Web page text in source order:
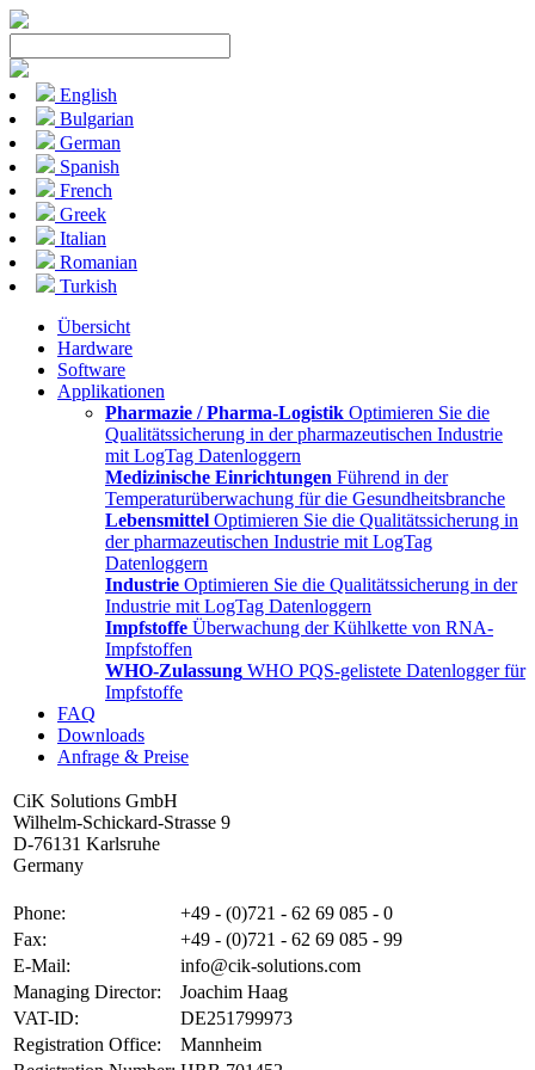
English
Bulgarian
German
Spanish
French
Greek
Italian
Romanian
Turkish
Übersicht
Hardware
Software
Applikationen
Pharmazie / Pharma-Logistik Optimieren Sie die
Qualitätssicherung in der pharmazeutischen Industrie
mit LogTag Datenloggern
Medizinische Einrichtungen Führend in der
Temperaturüberwachung für die Gesundheitsbranche
Lebensmittel Optimieren Sie die Qualitätssicherung in
der pharmazeutischen Industrie mit LogTag
Datenloggern
Industrie Optimieren Sie die Qualitätssicherung in der
Industrie mit LogTag Datenloggern
Impfstoffe Überwachung der Kühlkette von RNA-
Impfstoffen
WHO-Zulassung WHO PQS-gelistete Datenlogger für
Impfstoffe
FAQ
Downloads
Anfrage & Preise
CiK Solutions GmbH
Wilhelm-Schickard-Strasse 9
D-76131 Karlsruhe
Germany
Phone:
+49 - (0)721 - 62 69 085 - 0
Fax:
+49 - (0)721 - 62 69 085 - 99
E-Mail:
info@cik-solutions.com
Managing Director:
Joachim Haag
VAT-ID:
DE251799973
Registration Office:
Mannheim